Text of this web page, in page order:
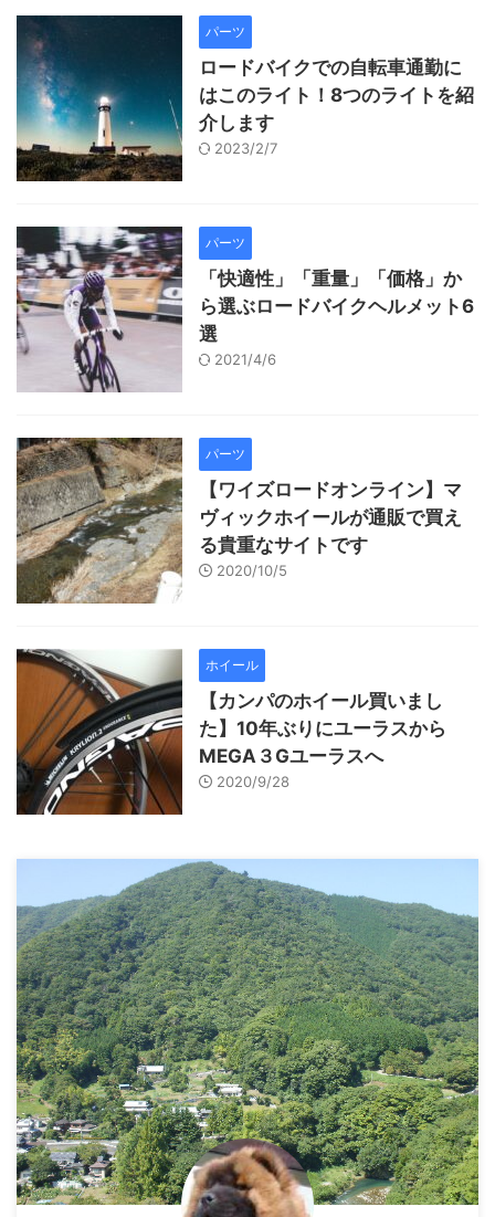
パーツ
ロードバイクでの自転車通勤に
はこのライト！8つのライトを紹
介します
2023/2/7
パーツ
「快適性」「重量」「価格」か
ら選ぶロードバイクヘルメット6
選
2021/4/6
パーツ
【ワイズロードオンライン】マ
ヴィックホイールが通販で買え
る貴重なサイトです
2020/10/5
ホイール
【カンパのホイール買いまし
た】10年ぶりにユーラスから
MEGA３Gユーラスへ
2020/9/28